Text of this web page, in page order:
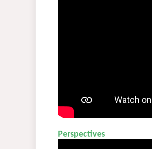
Perspectives